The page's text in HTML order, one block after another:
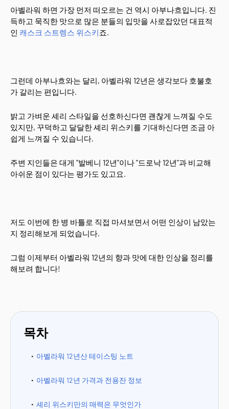
아벨라워 하면 가장 먼저 떠오르는 건 역시 아부나흐입니다. 진
득하고 묵직한 맛으로 많은 분들의 입맛을 사로잡았던 대표적
인 캐스크 스트렝스 위스키죠.
그런데 아부나흐와는 달리, 아벨라워 12년은 생각보다 호불호
가 갈리는 편입니다.
밝고 가벼운 셰리 스타일을 선호하신다면 괜찮게 느껴질 수도
있지만, 꾸덕하고 달달한 셰리 위스키를 기대하신다면 조금 아
쉽게 느껴질 수 있습니다.
주변 지인들은 대게 "발베니 12년"이나 "드로낙 12년"과 비교해
아쉬운 점이 있다는 평가도 있고요.
저도 이번에 한 병 바틀로 직접 마셔보면서 어떤 인상이 남았는
지 정리해보게 되었습니다.
그럼 이제부터 아벨라워 12년의 향과 맛에 대한 인상을 정리를
해보려 합니다!
목차
아벨라워 12년산 테이스팅 노트
아벨라워 12년 가격과 전용잔 정보
셰리 위스키만의 매력은 무엇인가